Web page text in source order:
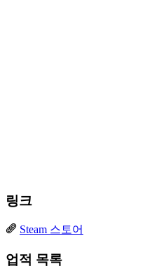
링크
Steam 스토어
업적 목록